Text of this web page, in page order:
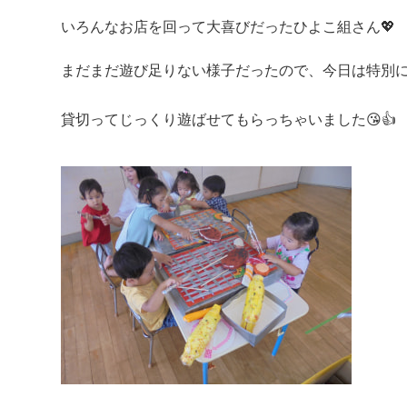
いろんなお店を回って大喜びだったひよこ組さん💖
まだまだ遊び足りない様子だったので、今日は特別
貸切ってじっくり遊ばせてもらっちゃいました😘👍